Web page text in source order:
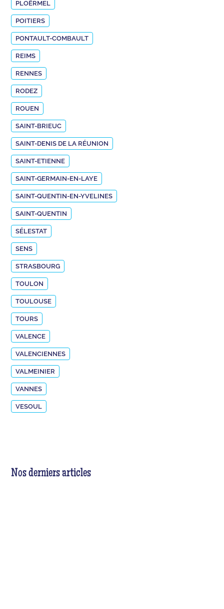
PLOËRMEL
POITIERS
PONTAULT-COMBAULT
REIMS
RENNES
RODEZ
ROUEN
SAINT-BRIEUC
SAINT-DENIS DE LA RÉUNION
SAINT-ETIENNE
SAINT-GERMAIN-EN-LAYE
SAINT-QUENTIN-EN-YVELINES
SAINT-QUENTIN
SÉLESTAT
SENS
STRASBOURG
TOULON
TOULOUSE
TOURS
VALENCE
VALENCIENNES
VALMEINIER
VANNES
VESOUL
Nos derniers articles